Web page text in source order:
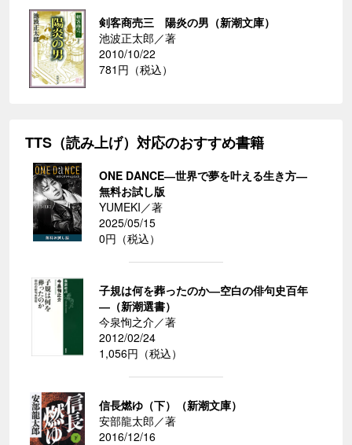
剣客商売三 陽炎の男（新潮文庫）
池波正太郎／著
2010/10/22
781円（税込）
TTS（読み上げ）対応のおすすめ書籍
ONE DANCE―世界で夢を叶える生き方―
無料お試し版
YUMEKI／著
2025/05/15
0円（税込）
子規は何を葬ったのか―空白の俳句史百年
―（新潮選書）
今泉恂之介／著
2012/02/24
1,056円（税込）
信長燃ゆ（下）（新潮文庫）
安部龍太郎／著
2016/12/16